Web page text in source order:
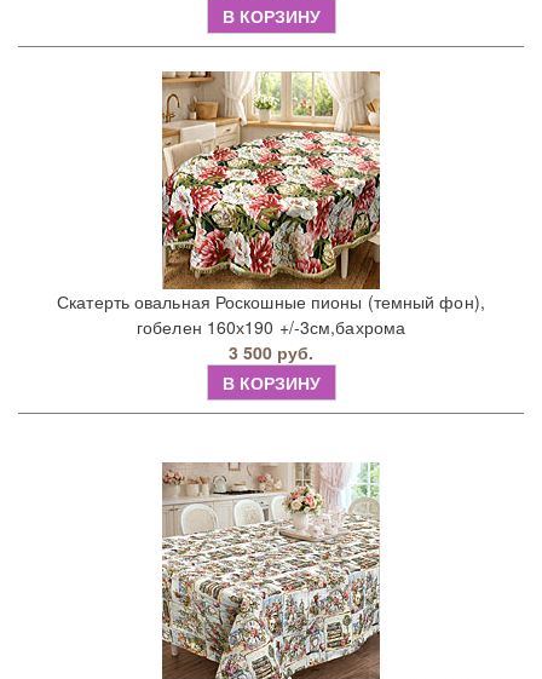
В КОРЗИНУ
Скатерть овальная Роскошные пионы (темный фон),
гобелен 160х190 +/-3см,бахрома
3 500 руб.
В КОРЗИНУ